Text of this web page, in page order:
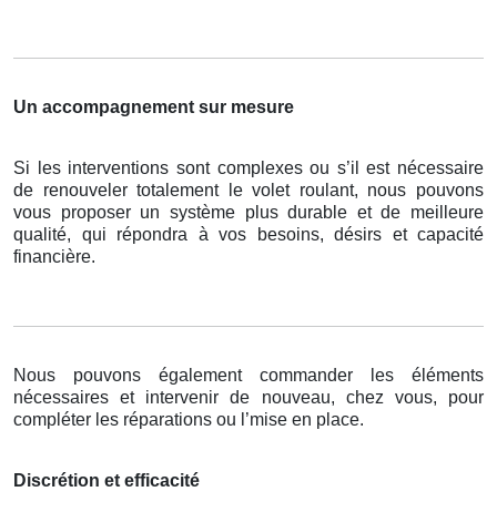
Un accompagnement sur mesure
Si les interventions sont complexes ou s’il est nécessaire
de renouveler totalement le volet roulant, nous pouvons
vous proposer un système plus durable et de meilleure
qualité, qui répondra à vos besoins, désirs et capacité
financière.
Nous pouvons également commander les éléments
nécessaires et intervenir de nouveau, chez vous, pour
compléter les réparations ou l’mise en place.
Discrétion et efficacité